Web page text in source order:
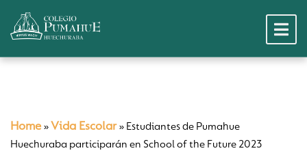
Home » Vida Escolar» Estudiantes de Pumahue
Huechuraba participarán en School of the Future 2023